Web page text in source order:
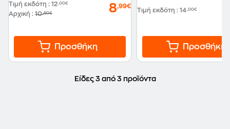
Τιμή εκδότη : 12,00€
Αρχική : 10,80€ 8,99€
Προσθήκη
Τιμή εκδότη : 14,00€
Προσθήκη
Είδες 3 από 3 προϊόντα